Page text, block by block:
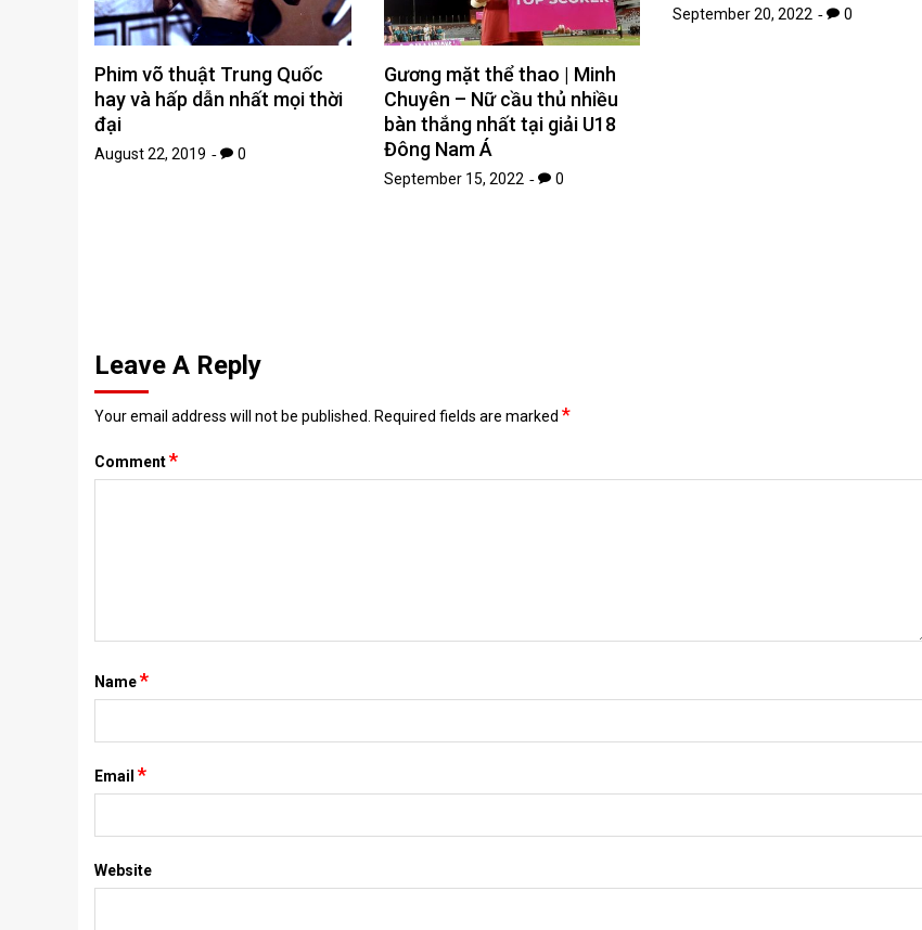
Phim võ thuật Trung Quốc
hay và hấp dẫn nhất mọi thời
đại
August 22, 2019 0
Gương mặt thể thao | Minh
Chuyên – Nữ cầu thủ nhiều
bàn thắng nhất tại giải U18
Đông Nam Á
September 15, 2022 0
September 20, 2022 0
Leave A Reply
Your email address will not be published. Required fields are marked *
Comment*
Name*
Email *
Website